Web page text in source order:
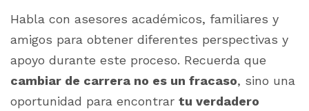
Habla con asesores académicos, familiares y
amigos para obtener diferentes perspectivas y
apoyo durante este proceso. Recuerda que
cambiar de carrera no es un fracaso, sino una
oportunidad para encontrar tu verdadero